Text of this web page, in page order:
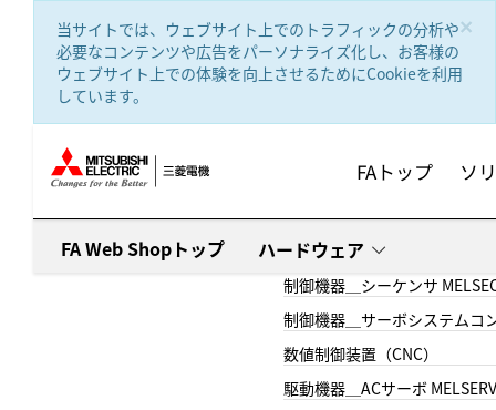
×
当サイトでは、ウェブサイト上でのトラフィックの分析や
必要なコンテンツや広告をパーソナライズ化し、お客様の
ウェブサイト上での体験を向上させるためにCookieを利用
しています。
FAトップ ソ
FA Web Shopトップ ハードウェア
制御機器＿シーケンサ
制御機器＿サーボシステムコ
数値制御装置（CNC）
駆動機器＿ACサーボ